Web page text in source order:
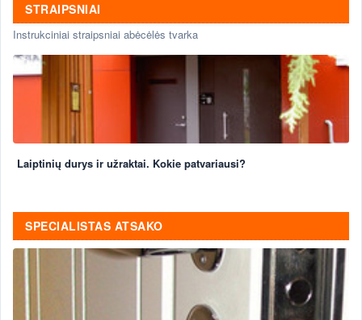
STRAIPSNIAI
Instrukciniai straipsniai abėcėlės tvarka
Laiptinių durys ir užraktai. Kokie patvariausi?
SPECIALISTAS ATSAKO